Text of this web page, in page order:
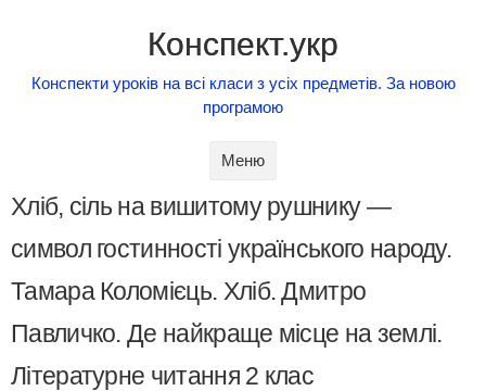
Конспект.укр
Конспекти уроків на всі класи з усіх предметів. За новою
програмою
Меню
Хліб, сіль на вишитому рушнику —
символ гостинності українського народу.
Тамара Коломієць. Хліб. Дмитро
Павличко. Де найкраще місце на землі.
Літературне читання 2 клас